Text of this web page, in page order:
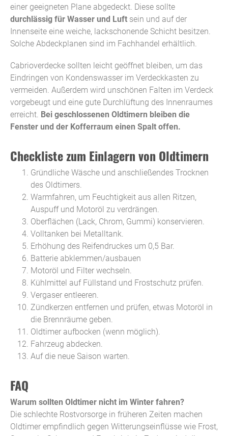
einer geeigneten Plane abgedeckt. Diese sollte
durchlässig für Wasser und Luft sein und auf der
Innenseite eine weiche, lackschonende Schicht besitzen.
Solche Abdeckplanen sind im Fachhandel erhältlich.
Cabrioverdecke sollten leicht geöffnet bleiben, um das
Eindringen von Kondenswasser im Verdeckkasten zu
vermeiden. Außerdem wird unschönen Falten im Verdeck
vorgebeugt und eine gute Durchlüftung des Innenraumes
erreicht. Bei geschlossenen Oldtimern bleiben die
Fenster und der Kofferraum einen Spalt offen.
Checkliste zum Einlagern von Oldtimern
Gründliche Wäsche und anschließendes Trocknen
des Oldtimers.
Warmfahren, um Feuchtigkeit aus allen Ritzen,
Auspuff und Motoröl zu verdrängen.
Oberflächen (Lack, Chrom, Gummi) konservieren.
Volltanken bei Metalltank.
Erhöhung des Reifendruckes um 0,5 Bar.
Batterie abklemmen/ausbauen
Motoröl und Filter wechseln.
Kühlmittel auf Füllstand und Frostschutz prüfen.
Vergaser entleeren.
Zündkerzen entfernen und prüfen, etwas Motoröl in
die Brennräume geben.
Oldtimer aufbocken (wenn möglich).
Fahrzeug abdecken.
Auf die neue Saison warten.
FAQ
Warum sollten Oldtimer nicht im Winter fahren?
Die schlechte Rostvorsorge in früheren Zeiten machen
Oldtimer empfindlich gegen Witterungseinflüsse wie Frost,